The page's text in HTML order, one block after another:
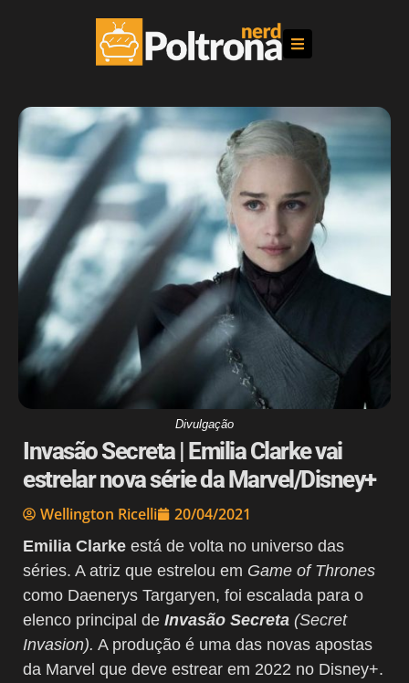
Divulgação
Invasão Secreta | Emilia Clarke vai
estrelar nova série da Marvel/Disney+
Wellington Ricelli 20/04/2021
Emilia Clarke está de volta no universo das
séries. A atriz que estrelou em Game of Thrones
como Daenerys Targaryen, foi escalada para o
elenco principal de Invasão Secreta (Secret
Invasion). A produção é uma das novas apostas
da Marvel que deve estrear em 2022 no Disney+.